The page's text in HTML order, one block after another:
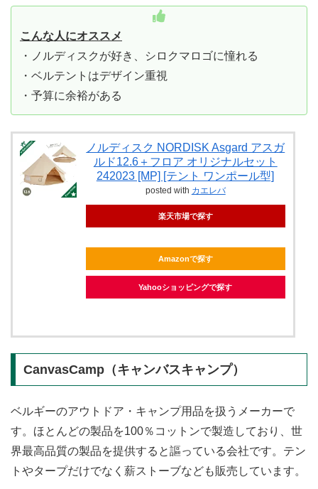
こんな人にオススメ
・ノルディスクが好き、シロクマロゴに憧れる
・ベルテントはデザイン重視
・予算に余裕がある
ノルディスク NORDISK Asgard アスガ
ルド12.6＋フロア オリジナルセット
242023 [MP] [テント ワンポール型]
posted with カエレバ
楽天市場で探す
Amazonで探す
Yahooショッピングで探す
CanvasCamp（キャンバスキャンプ）
ベルギーのアウトドア・キャンプ用品を扱うメーカーで
す。ほとんどの製品を100％コットンで製造しており、世
界最高品質の製品を提供すると謳っている会社です。テン
トやタープだけでなく薪ストーブなども販売しています。